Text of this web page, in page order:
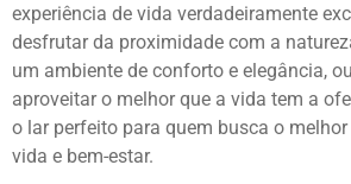
experiência de vida verdadeiramente
desfrutar da proximidade com a
um ambiente de conforto e elegância,
aproveitar o melhor que a vida tem a
o lar perfeito para quem busca o
vida e bem-estar.